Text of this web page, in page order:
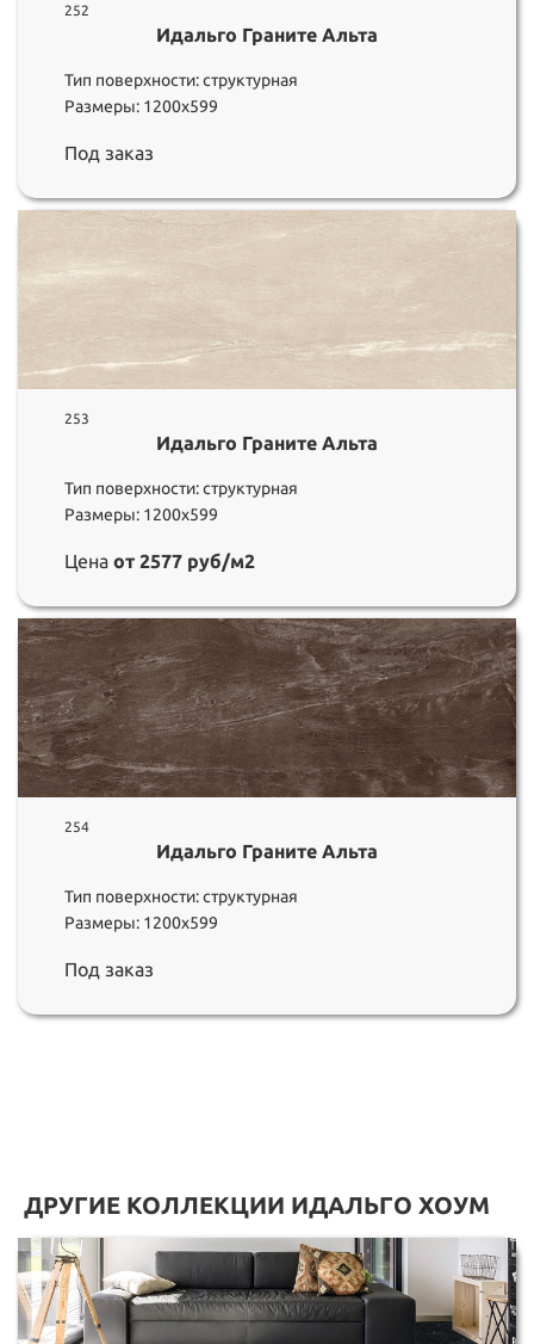
252
Идальго Граните Альта
Тип поверхности: структурная
Размеры: 1200х599
Под заказ
253
Идальго Граните Альта
Тип поверхности: структурная
Размеры: 1200х599
Цена от 2577 руб/м2
254
Идальго Граните Альта
Тип поверхности: структурная
Размеры: 1200х599
Под заказ
ДРУГИЕ КОЛЛЕКЦИИ ИДАЛЬГО ХОУМ